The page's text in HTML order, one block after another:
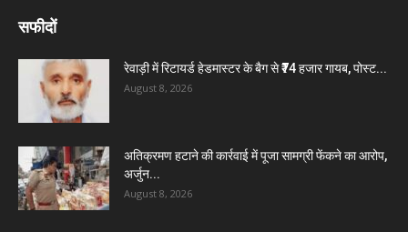
सफीदों
रेवाड़ी में रिटायर्ड हेडमास्टर के बैग से ₹74 हजार गायब, पोस्ट...
August 8, 2026
अतिक्रमण हटाने की कार्रवाई में पूजा सामग्री फेंकने का आरोप,
अर्जुन...
August 8, 2026